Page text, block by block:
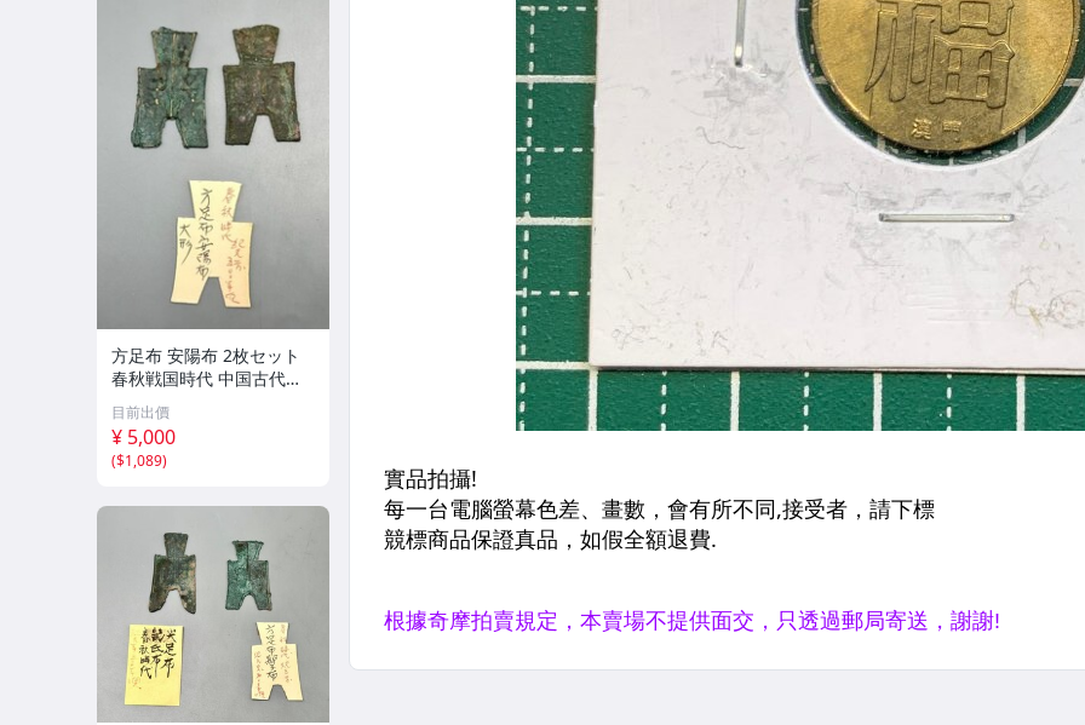
方足布 安陽布 2枚セット
春秋戦国時代 中国古代銭
貨 布貨 布幣 銅銭 古銭 コ
レクション 貨幣
目前出價
¥ 5,000
($1,089)